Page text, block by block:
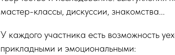
мастер-классы, дискуссии, знакомства...
У каждого участника есть возможность
прикладными и эмоциональными: